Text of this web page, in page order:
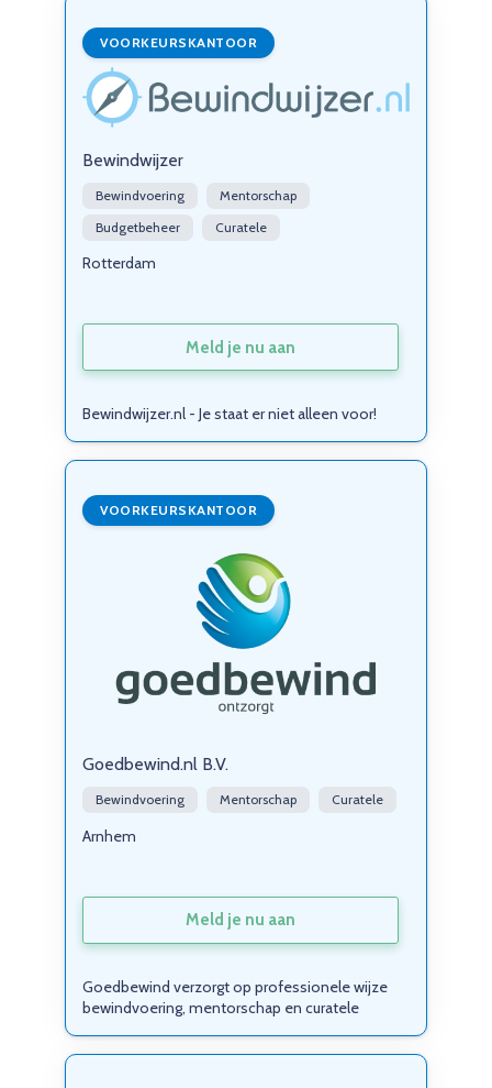
VOORKEURSKANTOOR
Bewindwijzer
Bewindvoering
Mentorschap
Budgetbeheer
Curatele
Rotterdam
Meld je nu aan
Bewindwijzer.nl - Je staat er niet alleen voor!
VOORKEURSKANTOOR
Goedbewind.nl B.V.
Bewindvoering Mentorschap Curatele
Arnhem
Meld je nu aan
Goedbewind verzorgt op professionele wijze
bewindvoering, mentorschap en curatele